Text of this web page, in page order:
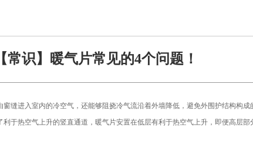
【常识】暖气片常见的4个问题！
缝进入室内的冷空气，还能够阻挠冷气流沿着外墙降低，避免外围护结构构
于热空气上升的竖直通道，暖气片安置在低层有利于热空气上升，即便高层